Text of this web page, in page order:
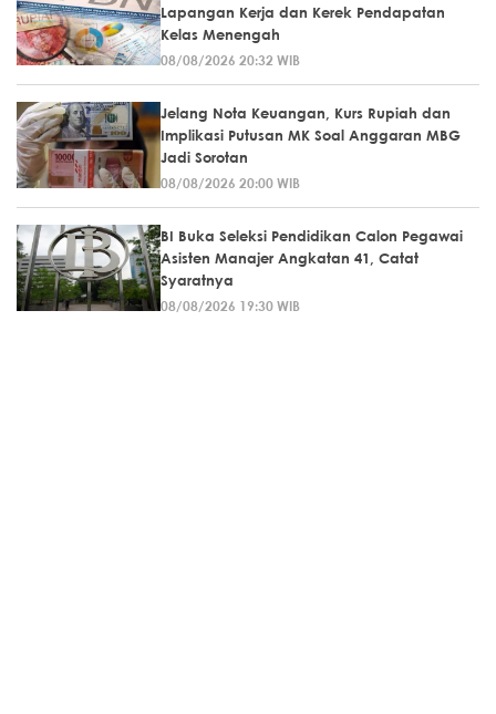
Lapangan Kerja dan Kerek Pendapatan
Kelas Menengah
08/08/2026 20:32 WIB
Jelang Nota Keuangan, Kurs Rupiah dan
Implikasi Putusan MK Soal Anggaran MBG
Jadi Sorotan
08/08/2026 20:00 WIB
BI Buka Seleksi Pendidikan Calon Pegawai
Asisten Manajer Angkatan 41, Catat
Syaratnya
08/08/2026 19:30 WIB